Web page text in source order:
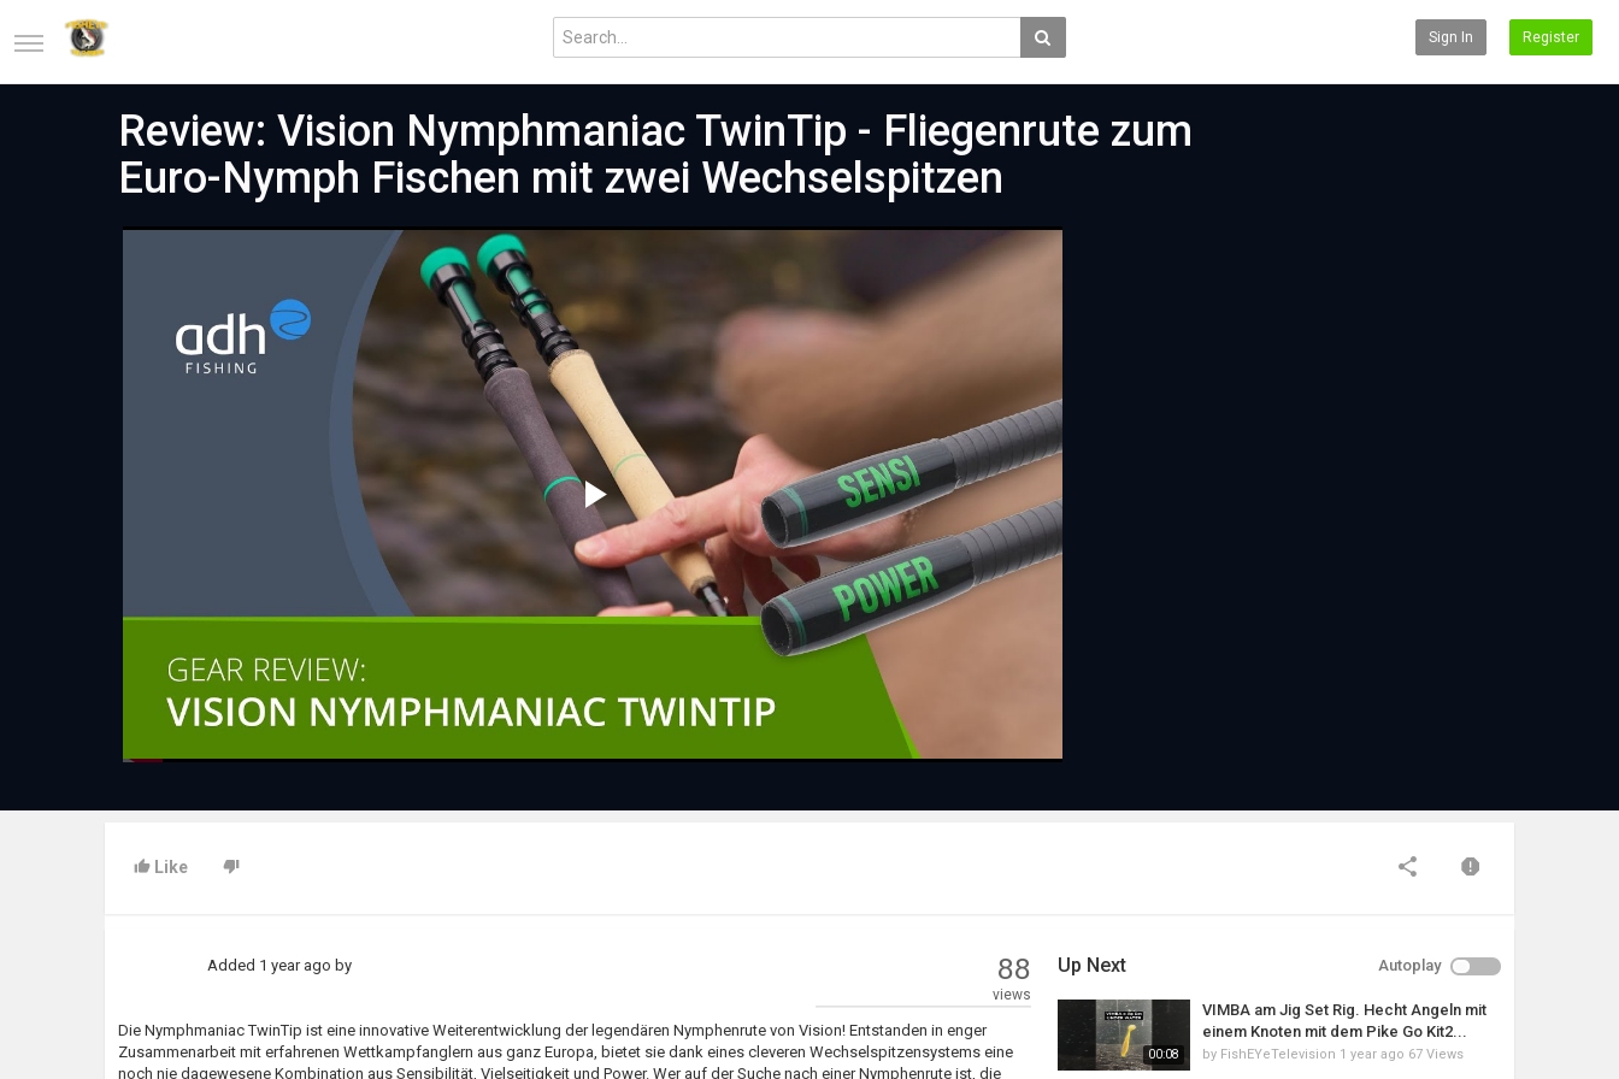
Sign In Register
Review: Vision Nymphmaniac TwinTip - Fliegenrute zum
Euro-Nymph Fischen mit zwei Wechselspitzen
Play
Like
Added 1 year ago by 88
views
Die Nymphmaniac TwinTip ist eine innovative Weiterentwicklung der legendären Nymphenrute von Vision! Entstanden in enger
Zusammenarbeit mit erfahrenen Wettkampfanglern aus ganz Europa, bietet sie dank eines cleveren Wechselspitzensystems eine
noch nie dagewesene Kombination aus Sensibilität, Vielseitigkeit und Power. Wer auf der Suche nach einer Nymphenrute ist, die
Up Next Autoplay
00:08
VIMBA am Jig Set Rig. Hecht Angeln mit
einem Knoten mit dem Pike Go Kit2...
by FishEYeTelevision 1 year ago 67 Views